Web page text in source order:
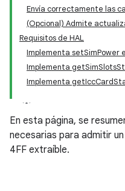
Envía correctamente las
(Opcional) Admite
Requisitos de HAL
Implementa setSimPower
Implementa
Implementa
En esta página, se
necesarias para admitir
4FF extraíble.